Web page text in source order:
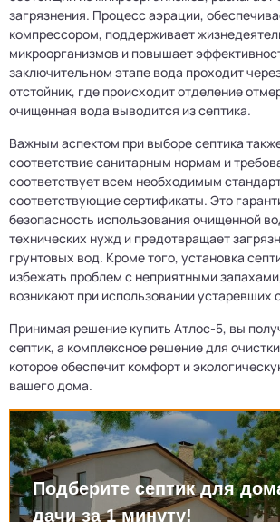
загрязнения. Процесс аэрации,
компрессором, поддерживает
микроорганизмов и повышает
заключительном этапе вода проходит
отстойник, где происходит отделение
очищенная вода выводится из септика.
Важным аспектом при выборе септика
соответствие санитарным нормам и
соответствует всем необходимым
соответствующие сертификаты. Это
безопасность использования очищенной
технических нужд и предотвращает
грунтовых вод. Кроме того, установка
избежать проблем с неприятными
возникают при использовании устаревших
Принимая решение купить Атлос-5, вы
септик, а комплексное решение для
которое обеспечит комфорт и
вашего дома.
Подберите септик для
дачи за 1 минуту!